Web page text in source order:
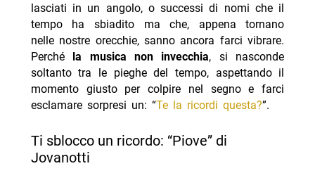
lasciati in un angolo, o successi di nomi che il
tempo ha sbiadito ma che, appena tornano
nelle nostre orecchie, sanno ancora farci vibrare.
Perché
la musica non invecchia, si nasconde
soltanto tra le pieghe del tempo, aspettando il
momento giusto per colpire nel segno e farci
esclamare sorpresi un: “Te la ricordi questa?”.
Ti sblocco un ricordo: “Piove” di
Jovanotti